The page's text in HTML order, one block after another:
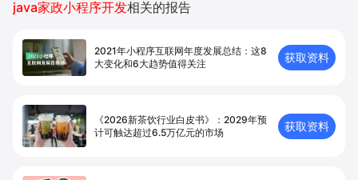
java家政小程序开发相关的报告
2021年小程序互联网年度发展总结：这8
大变化和6大趋势值得关注
获取资料
《2026新茶饮行业白皮书》：2029年预
计可触达超过6.5万亿元的市场
获取资料